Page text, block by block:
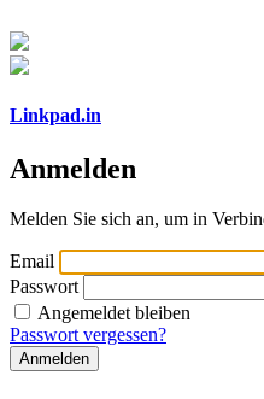
Linkpad.in
Anmelden
Melden Sie sich an, um in
Email
Passwort
Angemeldet bleiben
Passwort vergessen?
Anmelden